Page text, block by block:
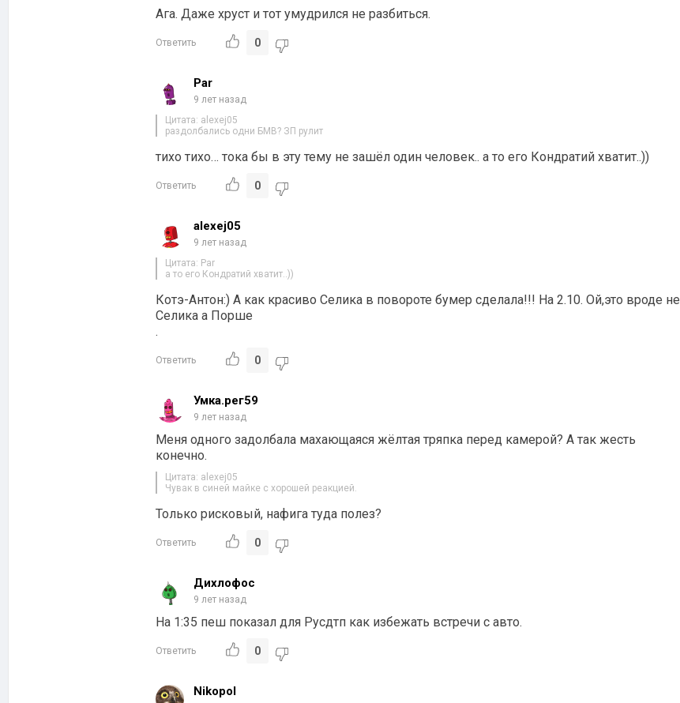
Ага. Даже хруст и тот умудрился не разбиться.
Ответить 0
Par
9 лет назад
Цитата: alexej05
раздолбались одни БМВ? ЗП рулит
тихо тихо… тока бы в эту тему не зашёл один человек.. а то его Кондратий хватит..))
Ответить 0
alexej05
9 лет назад
Цитата: Par
а то его Кондратий хватит..))
Котэ-Антон:) А как красиво Селика в повороте бумер сделала!!! На 2.10. Ой,это вроде не
Селика а Порше
.
Ответить 0
Умка.рег59
9 лет назад
Меня одного задолбала махающаяся жёлтая тряпка перед камерой? А так жесть
конечно.
Цитата: alexej05
Чувак в синей майке с хорошей реакцией.
Только рисковый, нафига туда полез?
Ответить 0
Дихлофос
9 лет назад
На 1:35 пеш показал для Русдтп как избежать встречи с авто.
Ответить 0
Nikopol